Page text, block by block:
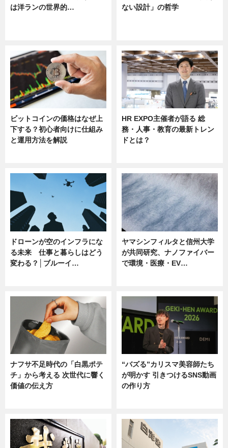
は洋ランの世界的…
ない設計」の哲学
ビットコインの価格はなぜ上
下する？初心者向けに仕組み
と運用方法を解説
HR EXPO主催者が語る 総
務・人事・教育の最新トレン
ドとは？
ドローンが空のインフラにな
る未来 仕事と暮らしはどう
変わる？│ブルーイ…
ヤマシンフィルタと信州大学
が共同研究、ナノファイバー
で環境・医療・EV…
ナフサ不足時代の「白黒ポテ
チ」から考える 次世代に響く
価値の伝え方
“バズる”カリスマ美容師たち
が明かす 引きつけるSNS動画
の作り方